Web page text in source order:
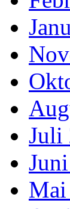
Juli
Mai